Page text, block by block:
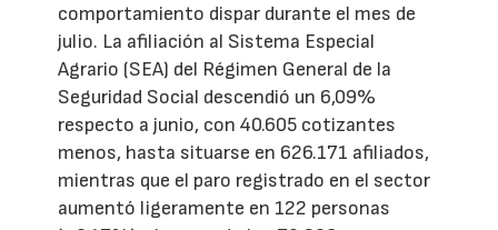
comportamiento dispar durante el mes de
julio. La afiliación al Sistema Especial
Agrario (SEA) del Régimen General de la
Seguridad Social descendió un 6,09%
respecto a junio, con 40.605 cotizantes
menos, hasta situarse en 626.171 afiliados,
mientras que el paro registrado en el sector
aumentó ligeramente en 122 personas